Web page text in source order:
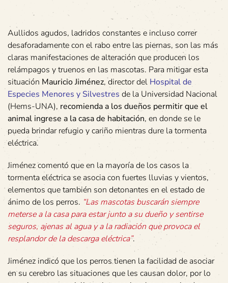
Aullidos agudos, ladridos constantes e incluso correr
desaforadamente con el rabo entre las piernas, son las más
claras manifestaciones de alteración que producen los
relámpagos y truenos en las mascotas. Para mitigar esta
situación Mauricio Jiménez, director del Hospital de
Especies Menores y Silvestres de la Universidad Nacional
(Hems-UNA), recomienda a los dueños permitir que el
animal ingrese a la casa de habitación, en donde se le
pueda brindar refugio y cariño mientras dure la tormenta
eléctrica.
Jiménez comentó que en la mayoría de los casos la
tormenta eléctrica se asocia con fuertes lluvias y vientos,
elementos que también son detonantes en el estado de
ánimo de los perros. “Las mascotas buscarán siempre
meterse a la casa para estar junto a su dueño y sentirse
seguros, ajenas al agua y a la radiación que provoca el
resplandor de la descarga eléctrica”.
Jiménez indicó que los perros tienen la facilidad de asociar
en su cerebro las situaciones que les causan dolor, por lo